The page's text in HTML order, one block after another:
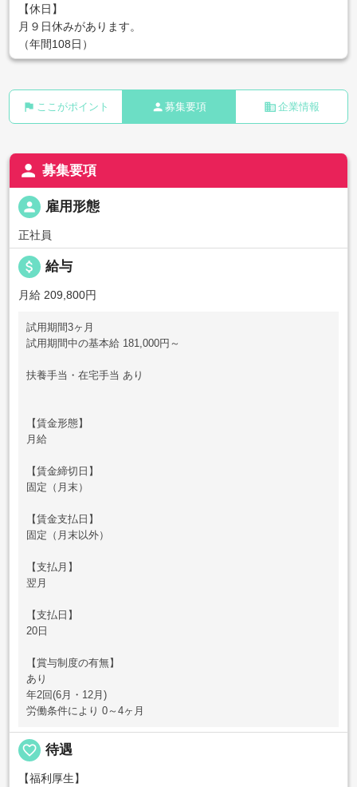
【休日】
月９日休みがあります。
（年間108日）
flag ここがポイント person 募集要項 business 企業情報
person 募集要項
person 雇用形態
正社員
attach_money 給与
月給 209,800円
試用期間3ヶ月
試用期間中の基本給 181,000円～
扶養手当・在宅手当 あり
【賃金形態】
月給
【賃金締切日】
固定（月末）
【賃金支払日】
固定（月末以外）
【支払月】
翌月
【支払日】
20日
【賞与制度の有無】
あり
年2回(6月・12月)
労働条件により 0～4ヶ月
favorite_border 待遇
【福利厚生】